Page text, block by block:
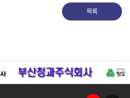
목록